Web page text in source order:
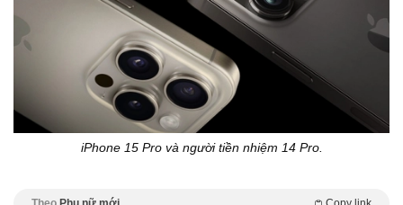
iPhone 15 Pro và người tiền nhiệm 14 Pro.